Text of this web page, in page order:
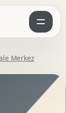
Merkez